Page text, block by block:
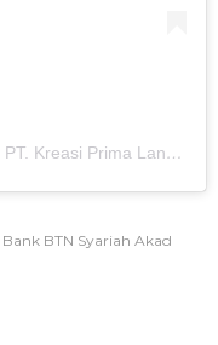
Sebuah kiriman dibagikan oleh Official PT. Kreasi Prima Land (@kreasiland.bogor)
Bank BTN Syariah Akad